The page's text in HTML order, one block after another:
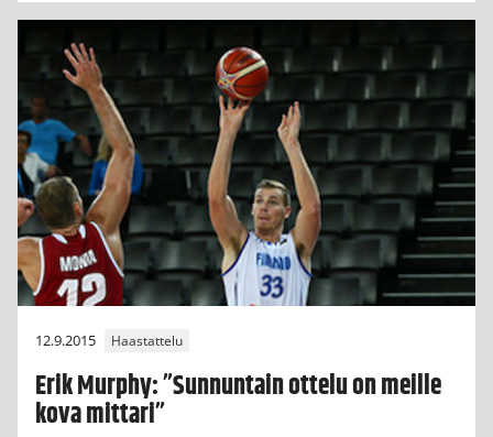
12.9.2015 Haastattelu
Erik Murphy: ”Sunnuntain ottelu on meille
kova mittari”